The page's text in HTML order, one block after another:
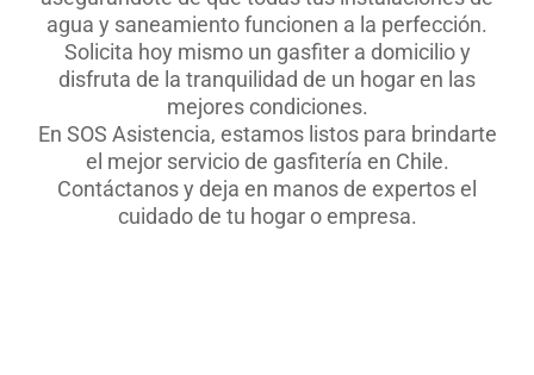
agua y saneamiento funcionen a la perfección.
Solicita hoy mismo un gasfiter a domicilio y
disfruta de la tranquilidad de un hogar en las
mejores condiciones.
En SOS Asistencia, estamos listos para brindarte
el mejor servicio de gasfitería en Chile.
Contáctanos y deja en manos de expertos el
cuidado de tu hogar o empresa.